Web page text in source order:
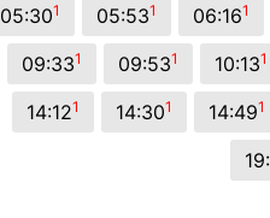
05:301 05:531 06:161
09:331 09:531 10:131
14:121 14:301 14:491